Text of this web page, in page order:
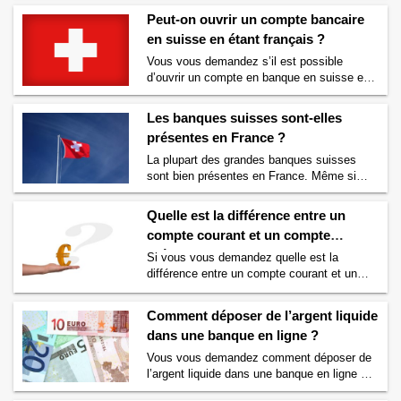
qu’est-ce que c’est ? Définition
→
comptes en Suisse ? Nous allons tout vous
dire. Pourquoi ouvrir un compte en Suisse
? Les français ou autres étrangers peuvent
ouvrir un compte en Suisse pour différentes
raisons. S’ils travaillent en Suisse alors …
Continuer la lecture deOuvrir un compte en
Suisse : les avantages
Peut-on ouvrir un compte bancaire
en suisse en étant français ?
Vous vous demandez s’il est possible
d’ouvrir un compte en banque en suisse en
étant français ? Si vous vous posez cette
expliquer. Qui peut ouvrir un compte en
banque en Suisse ? Pour ouvrir l’équivalent
d’un compte courant en Suisse, la plupart
des banques suisses vous demanderont
généralement …Continuer la lecture de
suisse en étant français ? →
Les banques suisses sont-elles
présentes en France ?
La plupart des grandes banques suisses
sont bien présentes en France. Même si
elles ne possèdent sur le sol français que
quelques agences ou bureaux et très peu de
salariés. UBS, la plus grande banque
suisse est présente en France La plus
grande banque suisse, UBS, possèdent
plusieurs agences bancaires en France. On
Quelle est la différence entre un
compte courant et un compte
chèque ?
Si vous vous demandez quelle est la
différence entre un compte courant et un
compte chèque, alors vous êtes au bon
réalité il n’existe pas de différence entre un
compte courant et un compte chèque. En
effet ces deux termes « compte courant » et
« compte chèque » désigne en réalité …
Comment déposer de l’argent liquide
dans une banque en ligne ?
Vous vous demandez comment déposer de
l’argent liquide dans une banque en ligne ?
Nous allons vous présenter les différentes